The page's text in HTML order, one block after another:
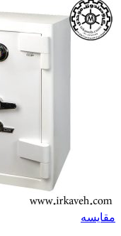
مقايسه